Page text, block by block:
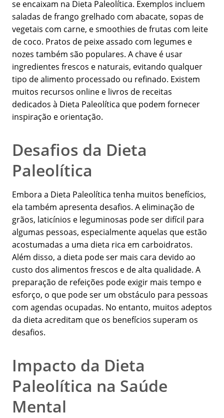
se encaixam na Dieta Paleolítica. Exemplos incluem
saladas de frango grelhado com abacate, sopas de
vegetais com carne, e smoothies de frutas com leite
de coco. Pratos de peixe assado com legumes e
nozes também são populares. A chave é usar
ingredientes frescos e naturais, evitando qualquer
tipo de alimento processado ou refinado. Existem
muitos recursos online e livros de receitas
dedicados à Dieta Paleolítica que podem fornecer
inspiração e orientação.
Desafios da Dieta
Paleolítica
Embora a Dieta Paleolítica tenha muitos benefícios,
ela também apresenta desafios. A eliminação de
grãos, laticínios e leguminosas pode ser difícil para
algumas pessoas, especialmente aquelas que estão
acostumadas a uma dieta rica em carboidratos.
Além disso, a dieta pode ser mais cara devido ao
custo dos alimentos frescos e de alta qualidade. A
preparação de refeições pode exigir mais tempo e
esforço, o que pode ser um obstáculo para pessoas
com agendas ocupadas. No entanto, muitos adeptos
da dieta acreditam que os benefícios superam os
desafios.
Impacto da Dieta
Paleolítica na Saúde
Mental